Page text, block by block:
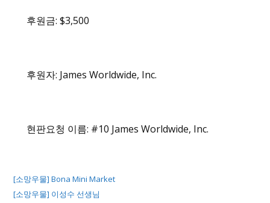
후원금: $3,500
후원자: James Worldwide, Inc.
현판요청 이름: #10 James Worldwide, Inc.
[소망우물] Bona Mini Market
[소망우물] 이성수 선생님